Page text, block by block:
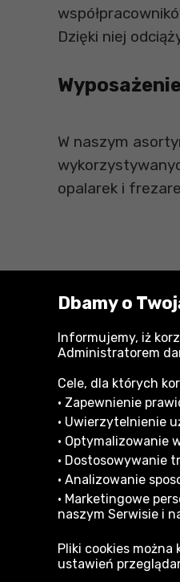
Dzięki niej
W naszym
opalarek i
Powiązane
Wyposażenie do
Informacje dla
Formy płatności
Zakupy na raty
Dostawa - koszt i opcje
Dbamy o
Informujemy, iż
Administratorem
Cele, dla których
• Zapewnienie
• Uwierzytelnienie
• Optymalizowanie
• Dostosowywanie
• Analizowanie
• Marketingowe
naszym Serwisie i
Pliki cookies
ustawień